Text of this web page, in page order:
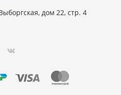
дом 22, стр. 4